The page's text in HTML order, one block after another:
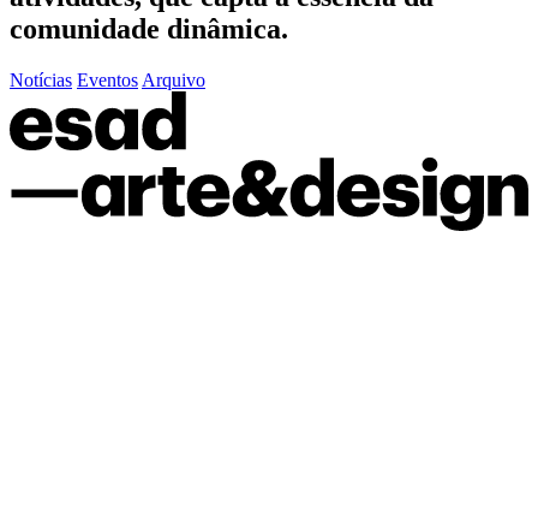
comunidade dinâmica.
Notícias Eventos Arquivo